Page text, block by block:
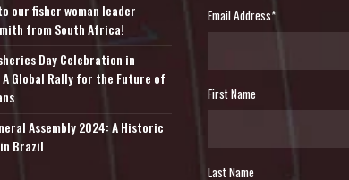
our fisher woman leader
from South Africa!
Day Celebration in
Global Rally for the Future of
Assembly 2024: A Historic
Brazil
Email Address*
First Name
Last Name